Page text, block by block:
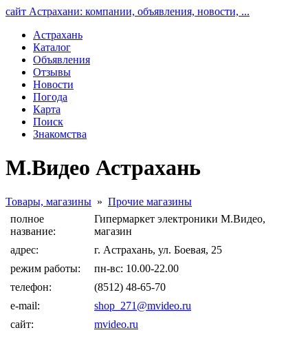
сайт Астрахани: компании, объявления, новости, ...
Астрахань
Каталог
Объявления
Отзывы
Новости
Погода
Карта
Поиск
Знакомства
М.Видео Астрахань
Товары, магазины » Прочие магазины
полное
название:
Гипермаркет электроники М.Видео,
магазин
адрес:
г. Астрахань, ул. Боевая, 25
режим работы:
пн-вс: 10.00-22.00
телефон:
(8512) 48-65-70
e-mail:
shop_271@mvideo.ru
сайт:
mvideo.ru